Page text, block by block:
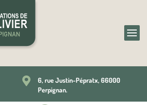

6, rue Justin-Pépratx, 66000
Perpignan.